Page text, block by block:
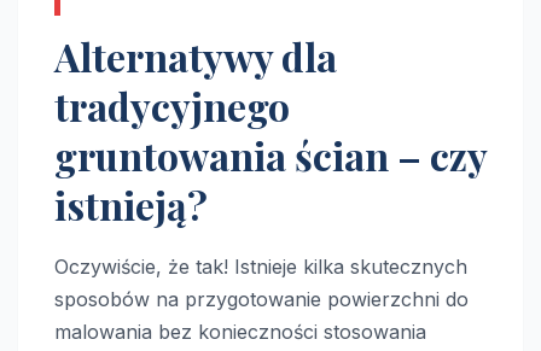
Alternatywy dla
tradycyjnego
gruntowania ścian – czy
istnieją?
Oczywiście, że tak! Istnieje kilka skutecznych
sposobów na przygotowanie powierzchni do
malowania bez konieczności stosowania